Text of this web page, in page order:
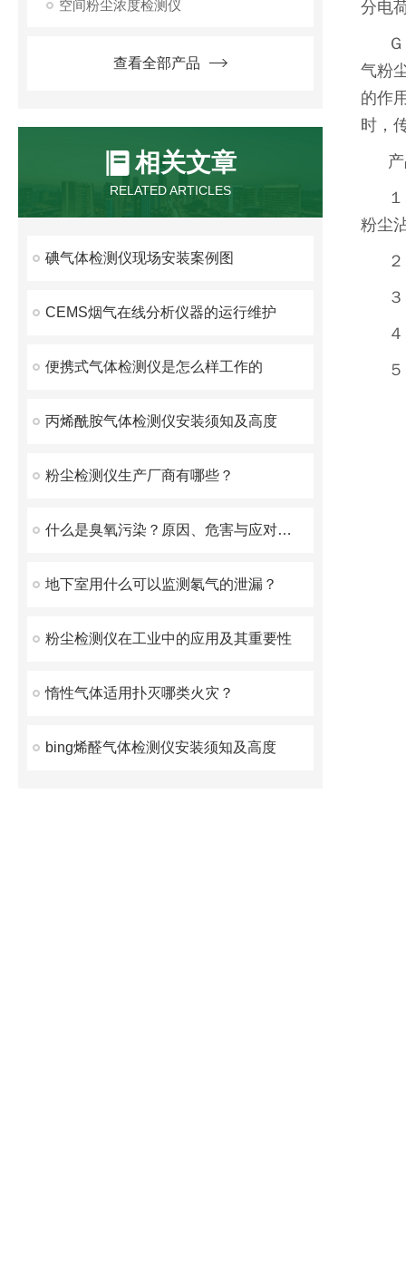
空间粉尘浓度检测仪
查看全部产品
相关文章
RELATED ARTICLES
碘气体检测仪现场安装案例图
CEMS烟气在线分析仪器的运行维护
便携式气体检测仪是怎么样工作的
丙烯酰胺气体检测仪安装须知及高度
粉尘检测仪生产厂商有哪些？
什么是臭氧污染？原因、危害与应对措施全面解析
地下室用什么可以监测氡气的泄漏？
粉尘检测仪在工业中的应用及其重要性
惰性气体适用扑灭哪类火灾？
bing烯醛气体检测仪安装须知及高度
分电
气粉
的作
时，
粉尘